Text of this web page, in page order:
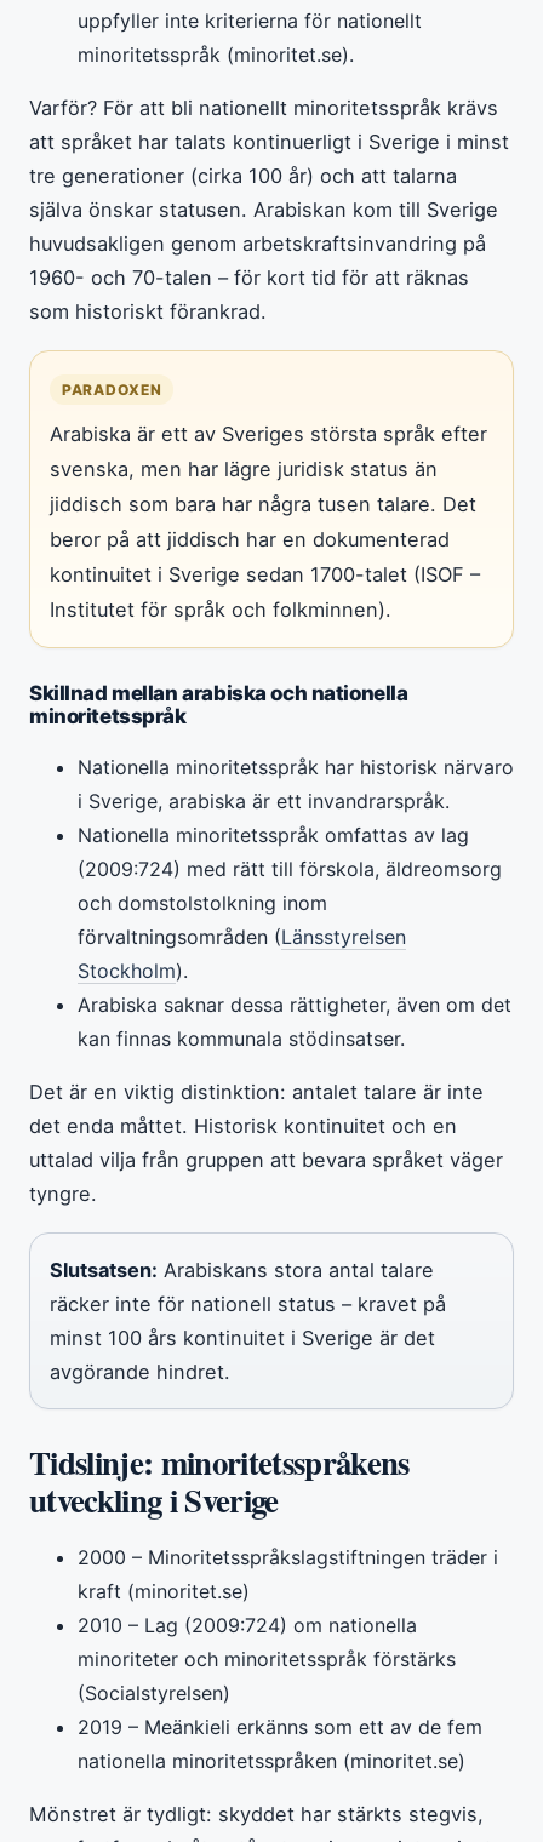
uppfyller inte kriterierna för nationellt
minoritetsspråk (minoritet.se).
Varför? För att bli nationellt minoritetsspråk krävs
att språket har talats kontinuerligt i Sverige i minst
tre generationer (cirka 100 år) och att talarna
själva önskar statusen. Arabiskan kom till Sverige
huvudsakligen genom arbetskraftsinvandring på
1960- och 70-talen – för kort tid för att räknas
som historiskt förankrad.
PARADOXEN
Arabiska är ett av Sveriges största språk efter
svenska, men har lägre juridisk status än
jiddisch som bara har några tusen talare. Det
beror på att jiddisch har en dokumenterad
kontinuitet i Sverige sedan 1700-talet (ISOF –
Institutet för språk och folkminnen).
Skillnad mellan arabiska och nationella
minoritetsspråk
Nationella minoritetsspråk har historisk närvaro
i Sverige, arabiska är ett invandrarspråk.
Nationella minoritetsspråk omfattas av lag
(2009:724) med rätt till förskola, äldreomsorg
och domstolstolkning inom
förvaltningsområden (Länsstyrelsen
Stockholm).
Arabiska saknar dessa rättigheter, även om det
kan finnas kommunala stödinsatser.
Det är en viktig distinktion: antalet talare är inte
det enda måttet. Historisk kontinuitet och en
uttalad vilja från gruppen att bevara språket väger
tyngre.
Slutsatsen: Arabiskans stora antal talare
räcker inte för nationell status – kravet på
minst 100 års kontinuitet i Sverige är det
avgörande hindret.
Tidslinje: minoritetsspråkens
utveckling i Sverige
2000 – Minoritetsspråkslagstiftningen träder i
kraft (minoritet.se)
2010 – Lag (2009:724) om nationella
minoriteter och minoritetsspråk förstärks
(Socialstyrelsen)
2019 – Meänkieli erkänns som ett av de fem
nationella minoritetsspråken (minoritet.se)
Mönstret är tydligt: skyddet har stärkts stegvis,